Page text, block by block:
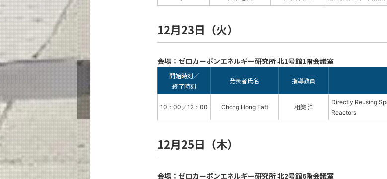
12月23日（火）
会場：ゼロカーボンエネルギー研究所 北1号館1階会議室
開始時刻／
終了時刻
発表者氏名 指導教員
10：00／12：00 Chong Hong Fatt 相樂 洋
Directly Reusing
Reactors
12月25日（木）
会場：ゼロカーボンエネルギー研究所 北2号館6階会議室